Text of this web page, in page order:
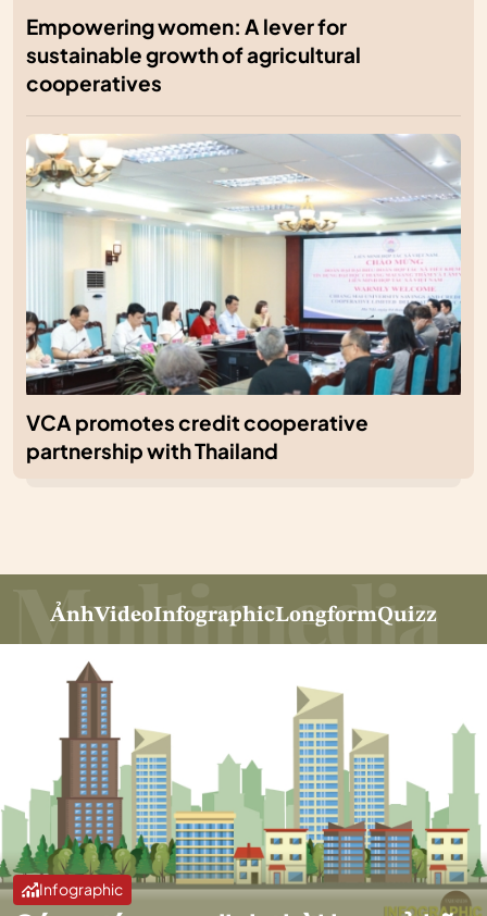
Empowering women: A lever for
sustainable growth of agricultural
cooperatives
VCA promotes credit cooperative
partnership with Thailand
ẢnhVideoInfographicLongformQuizz
Infographic